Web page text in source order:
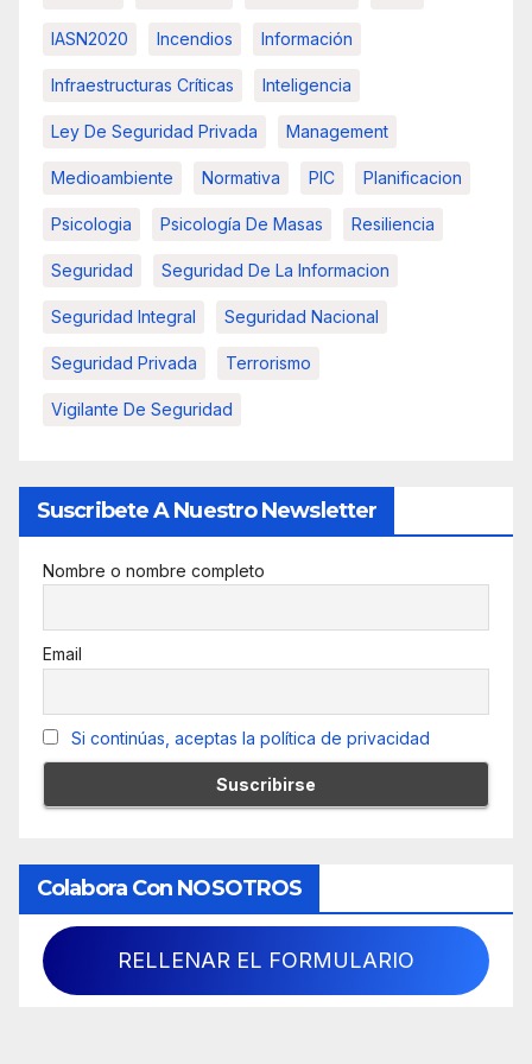
IASN2020 Incendios Información
Infraestructuras Críticas Inteligencia
Ley De Seguridad Privada Management
Medioambiente Normativa PIC Planificacion
Psicologia Psicología De Masas Resiliencia
Seguridad Seguridad De La Informacion
Seguridad Integral Seguridad Nacional
Seguridad Privada Terrorismo
Vigilante De Seguridad
Suscribete A Nuestro Newsletter
Nombre o nombre completo
Email
Si continúas, aceptas la política de privacidad
Colabora Con NOSOTROS
RELLENAR EL FORMULARIO